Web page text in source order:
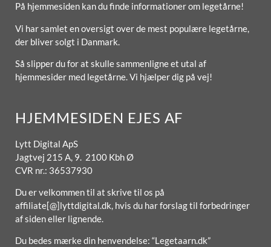
På hjemmesiden kan du finde informationer om legetårne!
Vi har samlet en oversigt over de mest populære legetårne,
der bliver solgt i Danmark.
Så slipper du for at skulle sammenligne et utal af
hjemmesider med legetårne. Vi hjælper dig på vej!
HJEMMESIDEN EJES AF
Lytt Digital ApS
Jagtvej 215 A, 9. 2100 Kbh Ø
CVR nr.: 36537930
Du er velkommen til at skrive til os på
affiliate[@]lyttdigital.dk, hvis du har forslag til forbedringer
af siden eller lignende.
Du bedes mærke din henvendelse: “Legetaarn.dk”